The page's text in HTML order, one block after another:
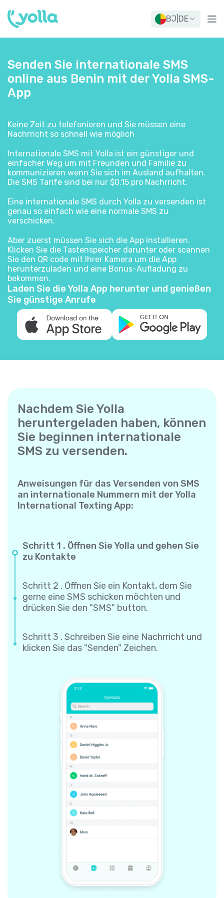
BJ DE
Senden Sie internationale SMS
online aus Benin mit der Yolla SMS-
App
Laden Sie die Yolla App herunter und genießen
Sie günstige Anrufe
Keine Zeit zu telefonieren und Sie müssen eine
Nachrricht so schnell wie möglich
Internationale SMS mit Yolla ist ein günstiger und
einfacher Weg um mit Freunden und Familie zu
kommunizieren wenn Sie sich im Ausland aufhalten.
Die SMS Tarife sind bei nur $0.15 pro Nachrricht.
Eine internationale SMS durch Yolla zu versenden ist
genau so einfach wie eine normale SMS zu
verschicken.
Aber zuerst müssen Sie sich die App installieren.
Klicken Sie die Tastenspeicher darunter oder scannen
Sie den QR code mit Ihrer Kamera um die App
herunterzuladen und eine Bonus-Aufladung zu
bekommen.
Nachdem Sie Yolla
heruntergeladen haben, können
Sie beginnen internationale
SMS zu versenden.
Anweisungen für das Versenden von SMS
an internationale Nummern mit der Yolla
International Texting App:
Schritt 1 . Öffnen Sie Yolla und gehen Sie
zu Kontakte
Schritt 2 . Öffnen Sie ein Kontakt, dem Sie
gerne eine SMS schicken möchten und
drücken Sie den "SMS" button.
Schritt 3 . Schreiben Sie eine Nachrricht und
klicken Sie das "Senden" Zeichen.